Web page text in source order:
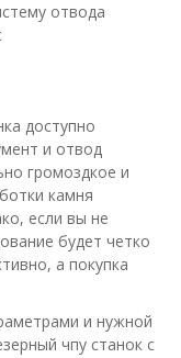
отвода
доступно
и отвод
громоздкое и
камня
если вы не
будет четко
а покупка
и нужной
чпу станок с